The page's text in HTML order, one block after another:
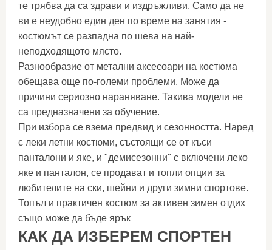
те трябва да са здрави и издръжливи. Само да не
ви е неудобно един ден по време на занятия -
костюмът се разпадна по шева на най-
неподходящото място.
Разнообразие от метални аксесоари на костюма
обещава още по-големи проблеми. Може да
причини сериозно нараняване. Такива модели не
са предназначени за обучение.
При избора се взема предвид и сезонността. Наред
с леки летни костюми, състоящи се от къси
панталони и яке, и "демисезонни" с включени леко
яке и панталон, се продават и топли опции за
любителите на ски, шейни и други зимни спортове.
Топъл и практичен костюм за активен зимен отдих
също може да бъде ярък
КАК ДА ИЗБЕРЕМ СПОРТЕН